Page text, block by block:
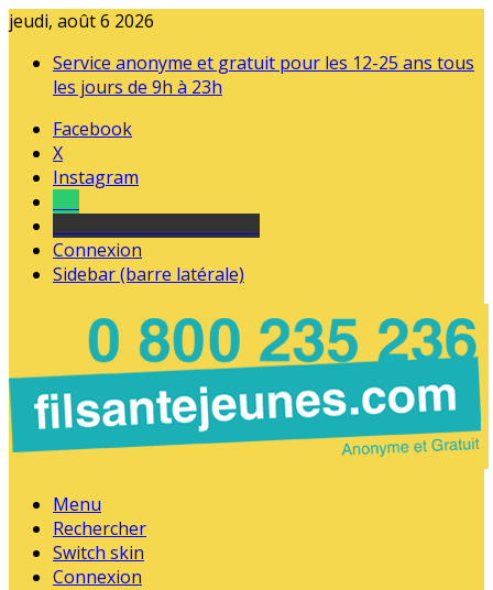
jeudi, août 6 2026
Service anonyme et gratuit pour les 12-25 ans tous
les jours de 9h à 23h
Facebook
X
Instagram
Connexion
Sidebar (barre latérale)
Menu
Rechercher
Switch skin
Connexion